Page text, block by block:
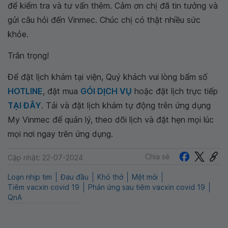
để kiểm tra và tư vấn thêm. Cảm ơn chị đã tin tưởng và
gửi câu hỏi đến Vinmec. Chúc chị có thật nhiều sức
khỏe.
Trân trọng!
Để đặt lịch khám tại viện, Quý khách vui lòng bấm số
HOTLINE, đặt mua GÓI DỊCH VỤ hoặc đặt lịch trực tiếp
TẠI ĐÂY. Tải và đặt lịch khám tự động trên ứng dụng
My Vinmec để quản lý, theo dõi lịch và đặt hẹn mọi lúc
mọi nơi ngay trên ứng dụng.
Cập nhật: 22-07-2024 Chia sẻ
Loạn nhịp tim Đau đầu Khó thở
Mệt mỏi
Tiêm vacxin covid 19
Phản ứng sau tiêm vacxin covid 19
QnA